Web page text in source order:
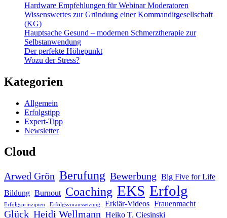
Hardware Empfehlungen für Webinar Moderatoren
Wissenswertes zur Gründung einer Kommanditgesellschaft
(KG)
Hauptsache Gesund – modernen Schmerztherapie zur
Selbstanwendung
Der perfekte Höhepunkt
Wozu der Stress?
Kategorien
Allgemein
Erfolgstipp
Expert-Tipp
Newsletter
Cloud
Arwed Grön Berufung Bewerbung Big Five for Life
Bildung Burnout Coaching EKS Erfolg
Erfolgsprinzipien Erfolgsvoraussetzung Erklär-Videos Frauenmacht
Glück Heidi Wellmann Heiko T. Ciesinski